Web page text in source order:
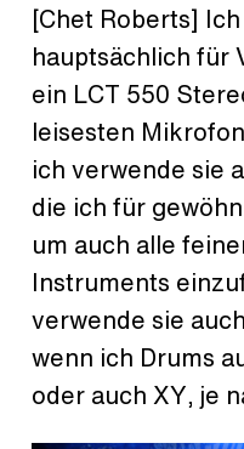
[Chet Roberts]
hauptsächlich für
ein LCT 550
leisesten
ich verwende sie
die ich für
um auch alle
Instruments
verwende sie
wenn ich Drums
oder auch XY, je